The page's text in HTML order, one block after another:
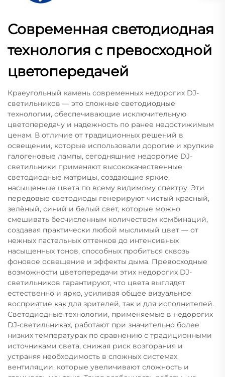
Современная светодиодная
технология с превосходной
цветопередачей
Краеугольный камень современных недорогих DJ-
светильников — это сложные светодиодные
технологии, обеспечивающие исключительную
цветопередачу и надежность по ранее недостижимым
ценам. В отличие от традиционных решений в
освещении, которые использовали дорогие и хрупкие
галогеновые лампы, сегодняшние недорогие DJ-
светильники применяют высококачественные
светодиодные матрицы, создающие яркие,
насыщенные цвета по всему видимому спектру. Эти
передовые светодиоды генерируют чистый красный,
зелёный, синий и белый свет, которые можно
смешивать бесчисленным количеством комбинаций,
создавая практически любой мыслимый цвет — от
нежных пастельных оттенков до интенсивных
насыщенных тонов, способных пробиться сквозь
фоновое освещение и эффекты дыма. Превосходные
возможности цветопередачи этих недорогих DJ-
светильников гарантируют, что цвета выглядят
естественно и ярко, усиливая общее визуальное
восприятие как для зрителей, так и для исполнителей.
Светодиодные технологии, применяемые в недорогих
DJ-светильниках, работают при значительно более
низких температурах по сравнению с традиционными
источниками света, снижая риск возгорания и
устраняя необходимость в сложных системах
вентиляции, которые увеличивают сложность и